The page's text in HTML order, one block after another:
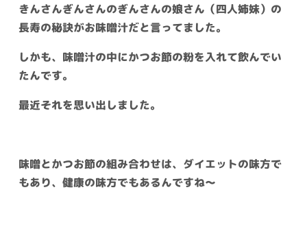
きんさんぎんさんのぎんさんの娘さん（四人姉妹）の
長寿の秘訣がお味噌汁だと言ってました。
しかも、味噌汁の中にかつお節の粉を入れて飲んでい
たんです。
最近それを思い出しました。
味噌とかつお節の組み合わせは、ダイエットの味方で
もあり、健康の味方でもあるんですね～